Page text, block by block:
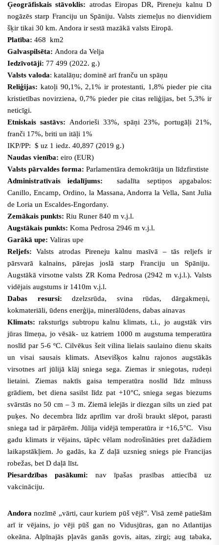
Ģeogrāfiskais stāvoklis: atrodas Eiropas DR, Pireneju kalnu D
nogāzēs starp Franciju un Spāniju. Valsts ziemeļus no dienvidiem
šķir tikai 30 km. Andora ir sestā mazākā valsts Eiropā.
Platība: 468 km2
Galvaspilsēta: Andora da Velja
Iedzīvotāji: 77 499 (2022. g.)
Valsts valoda: katalāņu; dominē arī franču un spāņu
Reliģijas: katoļi 90,1%, 2,1% ir protestanti, 1,8% pieder pie cita
kristietības novirziena, 0,7% pieder pie citas reliģijas, bet 5,3% ir
neticīgi.
Etniskais sastāvs: Andorieši 33%, spāņi 23%, portugāļi 21%,
franči 17%, briti un itāļi 1%
IKP/PP: $ uz 1 iedz. 40,897 (2019 g.)
Naudas vienība: eiro (EUR)
Valsts pārvaldes forma: Parlamentāra demokrātija un līdzfirstiste
Administratīvais iedalījums: sadalīta septiņos apgabalos:
Canillo, Encamp, Ordino, la Massana, Andorra la Vella, Sant Julia
de Loria un Escaldes-Engordany.
Zemākais punkts: Riu Runer 840 m v.j.l.
Augstākais punkts: Koma Pedrosa 2946 m v.j.l.
Garākā upe: Valiras upe
Reljefs:
Valsts atrodas Pireneju kalnu masīvā –tās reljefs ir
pārsvarā kalnains, pārejas joslā starp Franciju un Spāniju.
Augstākā virsotne valsts ZR Koma Pedrosa (2942 m v.j.l.). Valsts
vidējais augstums ir 1410m v.j.l.
Dabas resursi:
dzelzsrūda, svina rūdas, dārgakmeņi,
kokmateriāli, ūdens enerģija, minerālūdens, dabas ainavas
Klimats: raksturīgs subtropu kalnu klimats, t.i., jo augstāk virs
jūras līmeņa, jo vēsāk- uz katriem 1000 m augstuma temperatūra
noslīd par 5-6 ºC. Cilvēkus šeit vilina lielais saulaino dienu skaits
un visai sausais klimats. Atsevišķos kalnu rajonos augstākās
virsotnes arī jūlijā klāj sniega sega. Ziemas ir sniegotas, rudeņi
lietaini. Ziemas naktīs gaisa temperatūra noslīd līdz mīnuss
grādiem, bet diena sasilst līdz pat +10°C, sniega segas biezums
svārstās no 50 cm – 3 m. Ziemā ielejās ir diezgan silts un zied pat
puķes. No decembra līdz aprīlim var droši braukt slēpot, parasti
sniega tad ir pārpārēm. Jūlija vidējā temperatūra ir +16,5°C. Visu
gadu klimats ir vējains, tāpēc vēlam nodrošināties pret dažādiem
laikapstākļiem. Jo gadās, ka Z daļā uzsnieg sniegs pie Francijas
robežas, bet D daļā līst.
Piesardzības pasākumi:
nav īpašas prasības attiecībā uz
vakcināciju.
Andora nozīmē „vārti, caur kuriem pūš vējš”. Visā zemē patiešām
arī ir vējains, jo vēji pūš gan no Vidusjūras, gan no Atlantijas
okeāna. Alpīnajās pļavās ganās govis, aitas, zirgi; aug tabaka,